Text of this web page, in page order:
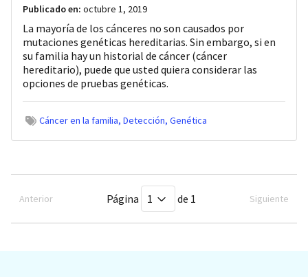
Publicado en: octubre 1, 2019
La mayoría de los cánceres no son causados por
mutaciones genéticas hereditarias. Sin embargo, si en
su familia hay un historial de cáncer (cáncer
hereditario), puede que usted quiera considerar las
opciones de pruebas genéticas.
Cáncer en la familia Detección Genética
Anterior Página de 1 Siguiente